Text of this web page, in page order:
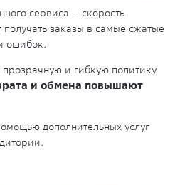
сервиса – скорость
получать заказы в самые сжатые
ошибок.
прозрачную и гибкую политику
и обмена повышают
дополнительных услуг